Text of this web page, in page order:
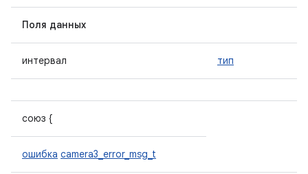
Поля данных
интервал тип
союз {
ошибка camera3_error_msg_t